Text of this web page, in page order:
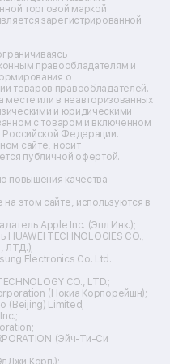
питания
торговой маркой
зарегистрированной
правообладателям и
о
товаров правообладателей.
месте или в неавторизованных
и юридическими
с товаром и включенном
Российской Федерации.
сайте, носит
публичной офертой.
повышения качества
этом сайте, используются в
Apple Inc. (Эпл Инк.);
TECHNOLOGIES CO.,
ЛТД.);
Electronics Co. Ltd.
CO., LTD.;
(Нокиа Корпорейшн);
(Beijing) Limited;
(Эйч-Ти-Си
Корп.);